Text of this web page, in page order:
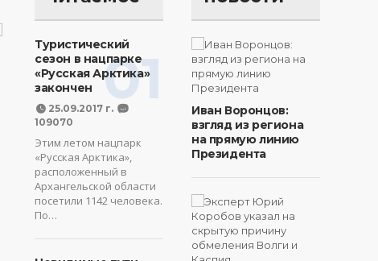
01
Туристический
сезон в нацпарке
«Русская Арктика»
закончен
25.09.2017 г.
109070
Этим летом нацпарк
«Русская Арктика»,
расположенный в
Архангельской области
посетили 1142 человека.
По…
Иван Воронцов:
взгляд из региона
на прямую линию
Президента